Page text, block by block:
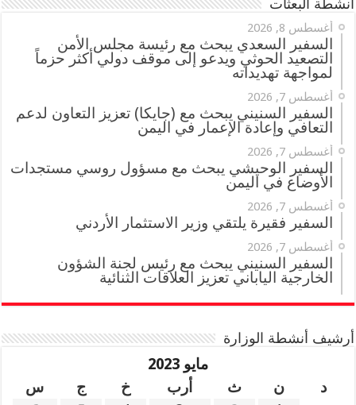
أنشطة البعثات
أغسطس 8, 2026
السفير السعدي يبحث مع رئيسة مجلس الأمن
التصعيد الحوثي ويدعو إلى موقف دولي أكثر حزماً
لمواجهة تهديداته
أغسطس 7, 2026
السفير السنيني يبحث مع (جايكا) تعزيز التعاون لدعم
التعافي وإعادة الإعمار في اليمن
أغسطس 7, 2026
السفير الوحيشي يبحث مع مسؤول روسي مستجدات
الأوضاع في اليمن
أغسطس 7, 2026
السفير فقيرة يلتقي وزير الاستثمار الأردني
أغسطس 7, 2026
السفير السنيني يبحث مع رئيس لجنة الشؤون
الخارجية الياباني تعزيز العلاقات الثنائية
أرشيف أنشطة الوزارة
مايو 2023
د
ن ث أرب خ ج
س